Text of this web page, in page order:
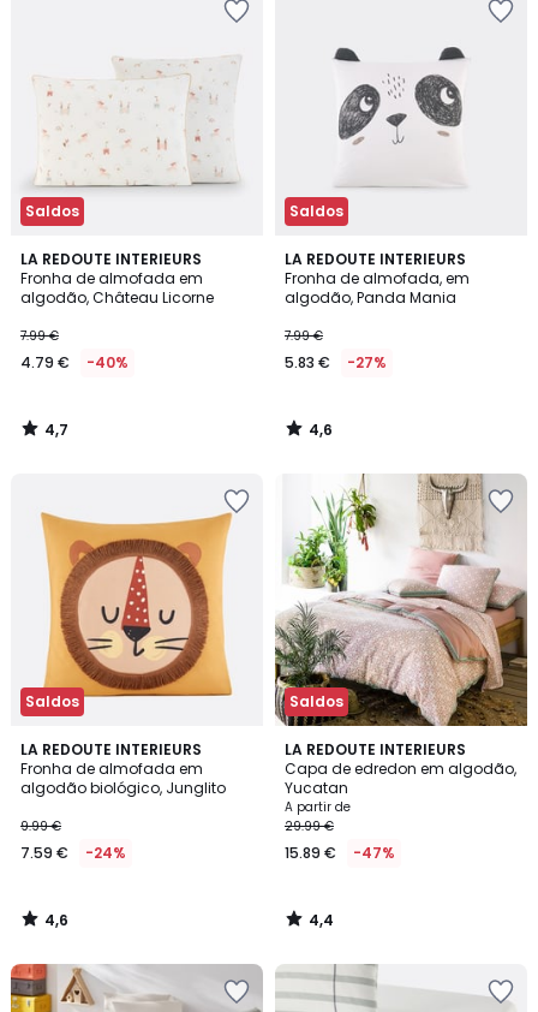
Saldos
LA REDOUTE INTERIEURS
Fronha de almofada em
algodão, Château Licorne
7.99 €
4.79 € -40%
4,7
/ 5
4,7
/
Saldos
LA REDOUTE INTERIEURS
Fronha de almofada, em
algodão, Panda Mania
7.99 €
5.83 € -27%
4,6
/ 5
4,6
/
Saldos
LA REDOUTE INTERIEURS
Fronha de almofada em
algodão biológico, Junglito
9.99 €
7.59 € -24%
4,6
/ 5
4,6
/
Saldos
LA REDOUTE INTERIEURS
Capa de edredon em algodão,
Yucatan
A partir de
29.99 €
15.89 € -47%
4,4
/ 5
4,4
/